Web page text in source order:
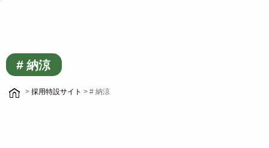
# 納涼
> 採用特設サイト > # 納涼